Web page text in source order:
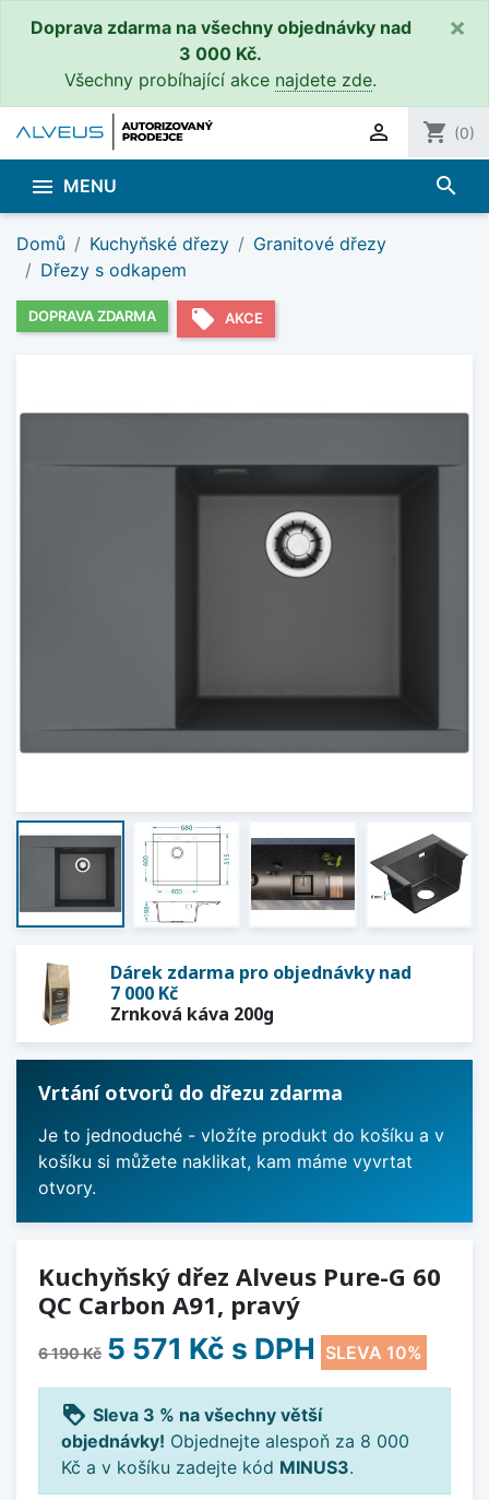
Doprava zdarma na všechny objednávky nad
3 000 Kč.
Všechny probíhající akce najdete zde.
×
 shopping_cart (0)
 MENU search
Domů Kuchyňské dřezy
Granitové dřezy
Dřezy s odkapem
DOPRAVA ZDARMA local_offer AKCE
Dárek zdarma pro objednávky nad
7 000 Kč
Zrnková káva 200g
Vrtání otvorů do dřezu zdarma
Je to jednoduché - vložíte produkt do košíku a v
košíku si můžete naklikat, kam máme vyvrtat
otvory.
Kuchyňský dřez Alveus Pure-G 60
QC Carbon A91, pravý
6 190 Kč 5 571 Kč s DPH SLEVA 10%
loyalty Sleva 3 % na všechny větší
objednávky! Objednejte alespoň za 8 000
Kč a v košíku zadejte kód MINUS3.